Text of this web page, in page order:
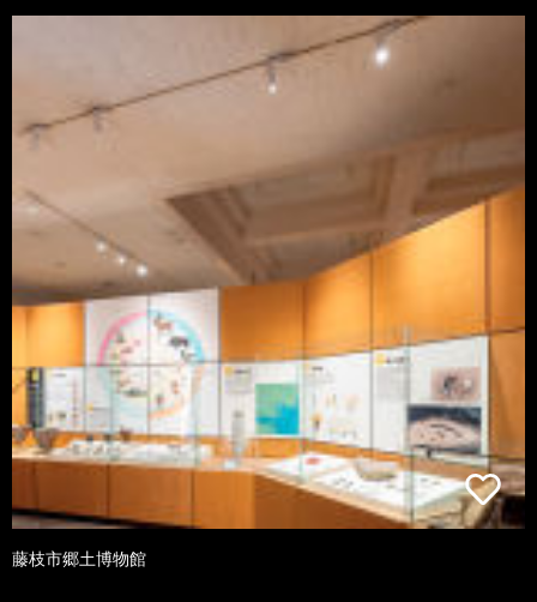
藤枝市郷土博物館